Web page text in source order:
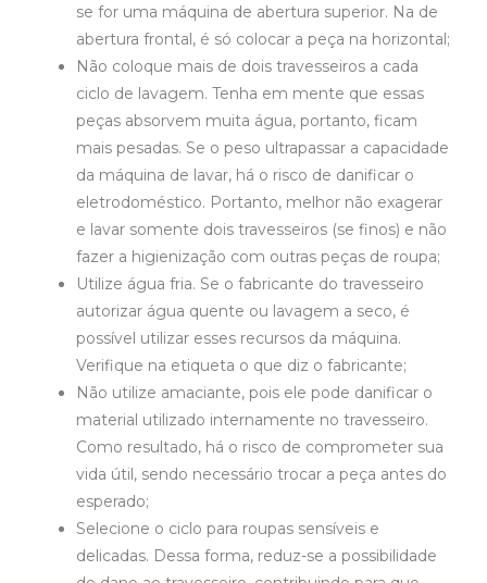
se for uma máquina de abertura superior. Na de
abertura frontal, é só colocar a peça na horizontal;
Não coloque mais de dois travesseiros a cada
ciclo de lavagem. Tenha em mente que essas
peças absorvem muita água, portanto, ficam
mais pesadas. Se o peso ultrapassar a capacidade
da máquina de lavar, há o risco de danificar o
eletrodoméstico. Portanto, melhor não exagerar
e lavar somente dois travesseiros (se finos) e não
fazer a higienização com outras peças de roupa;
Utilize água fria. Se o fabricante do travesseiro
autorizar água quente ou lavagem a seco, é
possível utilizar esses recursos da máquina.
Verifique na etiqueta o que diz o fabricante;
Não utilize amaciante, pois ele pode danificar o
material utilizado internamente no travesseiro.
Como resultado, há o risco de comprometer sua
vida útil, sendo necessário trocar a peça antes do
esperado;
Selecione o ciclo para roupas sensíveis e
delicadas. Dessa forma, reduz-se a possibilidade